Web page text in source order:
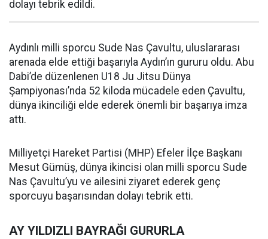
dolayı tebrik edildi.
Aydınlı milli sporcu Sude Nas Çavultu, uluslararası
arenada elde ettiği başarıyla Aydın’ın gururu oldu. Abu
Dabi’de düzenlenen U18 Ju Jitsu Dünya
Şampiyonası’nda 52 kiloda mücadele eden Çavultu,
dünya ikinciliği elde ederek önemli bir başarıya imza
attı.
Milliyetçi Hareket Partisi (MHP) Efeler İlçe Başkanı
Mesut Gümüş, dünya ikincisi olan milli sporcu Sude
Nas Çavultu’yu ve ailesini ziyaret ederek genç
sporcuyu başarısından dolayı tebrik etti.
AY YILDIZLI BAYRAĞI GURURLA